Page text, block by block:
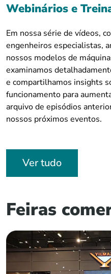
Webinários e
Em nossa série de vídeos,
engenheiros especialistas,
nossos modelos de
examinamos
e compartilhamos insights
funcionamento para
arquivo de episódios
nossos próximos eventos.
Ver tudo
Feiras